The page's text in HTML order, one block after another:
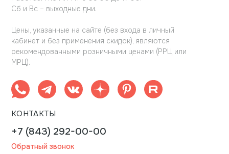
Сб и Вс – выходные дни.
Цены, указанные на сайте (без входа в личный
кабинет и без применения скидок), являются
рекомендованными розничными ценами (РРЦ или
МРЦ).
КОНТАКТЫ
+7 (843) 292-00-00
Обратный звонок